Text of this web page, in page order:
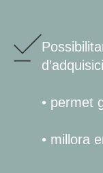
• permet
• millora